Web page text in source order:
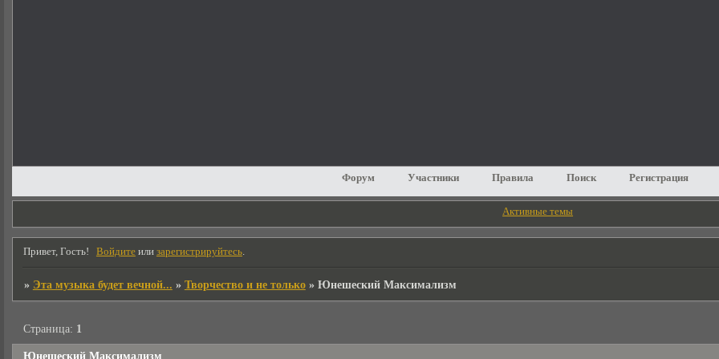
Форум Участники Правила Поиск Регистрация
Активные темы
Привет, Гость! Войдитеили зарегистрируйтесь.
» Эта музыка будет вечной... » Творчество и не только » Юнешеский Максимализм
Юнешеский Максимализм
Страница: 1